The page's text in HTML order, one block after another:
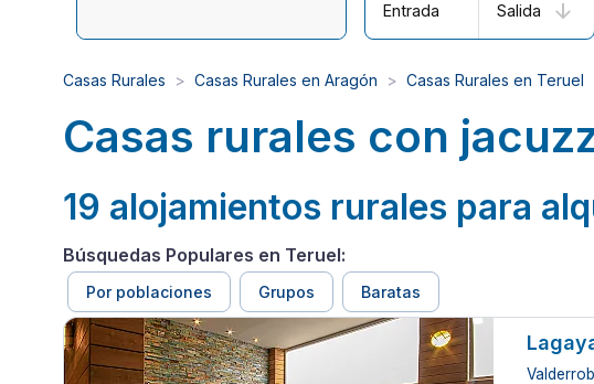
Entrada Salida
Casas Rurales Casas Rurales en Aragón Casas Rurales en Teruel
Casas rurales con
19 alojamientos rurales para
Búsquedas Populares en Teruel:
Por poblaciones Grupos Baratas